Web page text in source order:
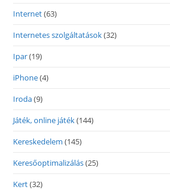
Internet(63)
Internetes szolgáltatások(32)
Ipar(19)
iPhone(4)
Iroda(9)
Játék, online játék(144)
Kereskedelem (145)
Keresőoptimalizálás(25)
Kert(32)